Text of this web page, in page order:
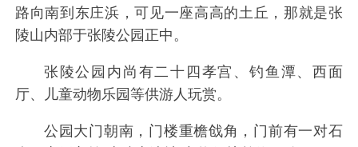
路向南到东庄浜，可见一座高高的土丘，那就是张
陵山内部于张陵公园正中。
张陵公园内尚有二十四孝宫、钓鱼潭、西面
厅、儿童动物乐园等供游人玩赏。
公园大门朝南，门楼重檐戗角，门前有一对石